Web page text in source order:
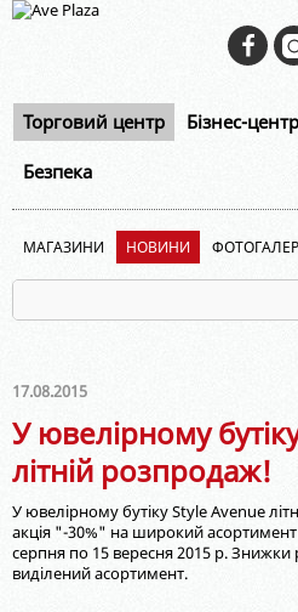
Торговий центр Бізнес-центр
Безпека
МАГАЗИНИ НОВИНИ
17.08.2015
У ювелiрному
лiтнiй розпродаж!
У ювелiрному бутiку Style Avenue
акцiя "-30%" на широкий
серпня по 15 вересня 2015 р.
видiлений асортимент.